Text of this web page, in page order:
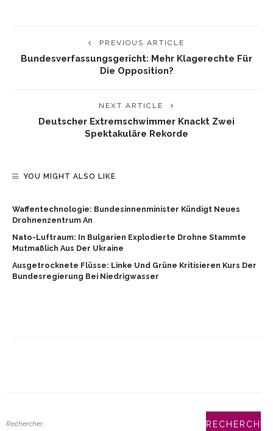
PREVIOUS ARTICLE
Bundesverfassungsgericht: Mehr Klagerechte Für
Die Opposition?
NEXT ARTICLE
Deutscher Extremschwimmer Knackt Zwei
Spektakuläre Rekorde
YOU MIGHT ALSO LIKE
Waffentechnologie: Bundesinnenminister Kündigt Neues
Drohnenzentrum An
Nato-Luftraum: In Bulgarien Explodierte Drohne Stammte
Mutmaßlich Aus Der Ukraine
Ausgetrocknete Flüsse: Linke Und Grüne Kritisieren Kurs Der
Bundesregierung Bei Niedrigwasser